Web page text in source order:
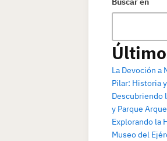
La Devoción a
Pilar: Historia
Descubriendo
y Parque
Explorando la
Museo del